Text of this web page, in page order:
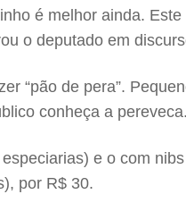
é melhor ainda.
o deputado em
“pão de pera”.
conheça a pereveca.
e o com
por R$ 30.